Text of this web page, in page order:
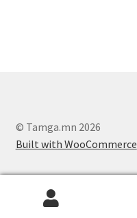
© Tamga.mn 2026
Built with WooCommerce